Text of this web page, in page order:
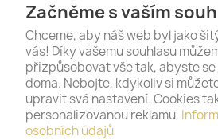
Tento formulář je chráněn reCAPTCHA a
soukromíapodmínky služby.
Staňte se naším
sítích – vše podstatné se
Začněme s vaším
Chceme, aby náš web byl jako
vás! Díky vašemu souhlasu
přizpůsobovat vše tak, abyste
doma. Nebojte, kdykoliv si
upravit svá nastavení. Cookies
personalizovanou reklamu.
osobních údajů